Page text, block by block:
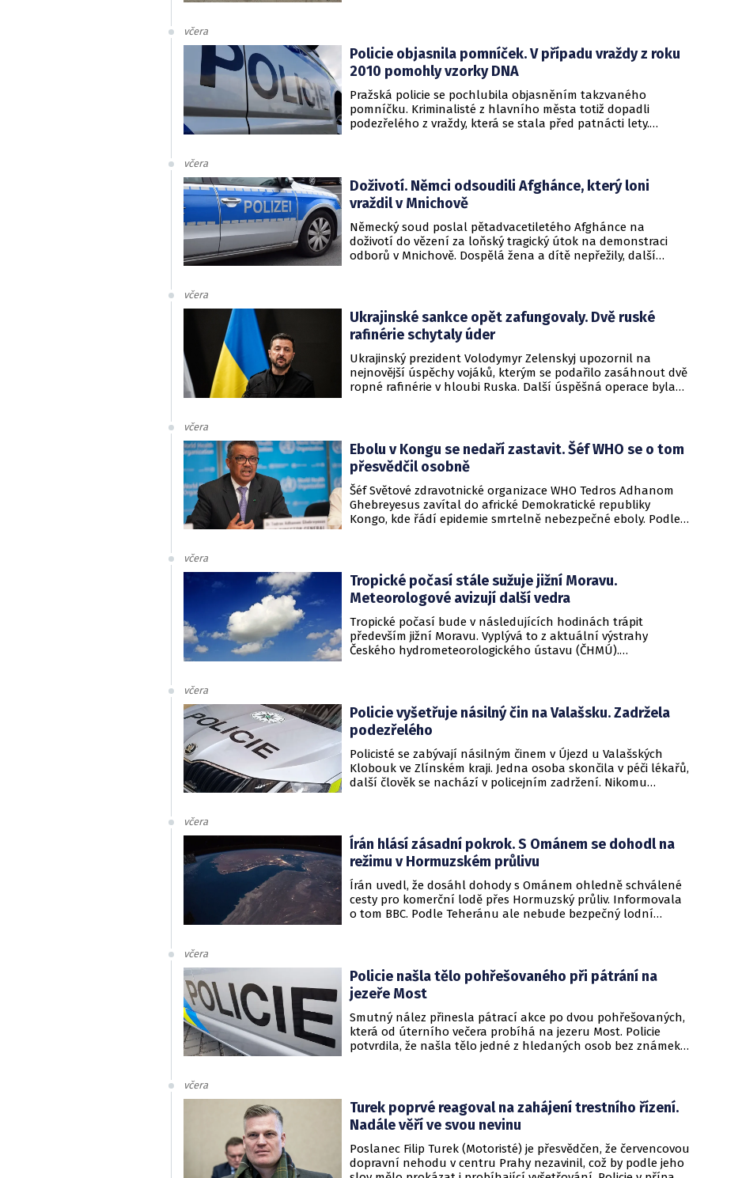
včera
Policie objasnila pomníček. V případu vraždy z roku
2010 pomohly vzorky DNA
Pražská policie se pochlubila objasněním takzvaného
pomníčku. Kriminalisté z hlavního města totiž dopadli
podezřelého z vraždy, která se stala před patnácti lety.
včera
Doživotí. Němci odsoudili Afghánce, který loni
vraždil v Mnichově
Německý soud poslal pětadvacetiletého Afghánce na
doživotí do vězení za loňský tragický útok na demonstraci
odborů v Mnichově. Dospělá žena a dítě nepřežily, další
včera
Ukrajinské sankce opět zafungovaly. Dvě ruské
rafinérie schytaly úder
Ukrajinský prezident Volodymyr Zelenskyj upozornil na
nejnovější úspěchy vojáků, kterým se podařilo zasáhnout dvě
ropné rafinérie v hloubi Ruska. Další úspěšná operace byla
včera
Ebolu v Kongu se nedaří zastavit. Šéf WHO se o tom
přesvědčil osobně
Šéf Světové zdravotnické organizace WHO Tedros Adhanom
Ghebreyesus zavítal do africké Demokratické republiky
Kongo, kde řádí epidemie smrtelně nebezpečné eboly. Podle
včera
Tropické počasí stále sužuje jižní Moravu.
Meteorologové avizují další vedra
Tropické počasí bude v následujících hodinách trápit
především jižní Moravu. Vyplývá to z aktuální výstrahy
Českého hydrometeorologického ústavu (ČHMÚ).
včera
Policie vyšetřuje násilný čin na Valašsku. Zadržela
podezřelého
Policisté se zabývají násilným činem v Újezd u Valašských
Klobouk ve Zlínském kraji. Jedna osoba skončila v péči lékařů,
další člověk se nachází v policejním zadržení. Nikomu
včera
Írán hlásí zásadní pokrok. S Ománem se dohodl na
režimu v Hormuzském průlivu
Írán uvedl, že dosáhl dohody s Ománem ohledně schválené
cesty pro komerční lodě přes Hormuzský průliv. Informovala
o tom BBC. Podle Teheránu ale nebude bezpečný lodní
včera
Policie našla tělo pohřešovaného při pátrání na
jezeře Most
Smutný nález přinesla pátrací akce po dvou pohřešovaných,
která od úterního večera probíhá na jezeru Most. Policie
potvrdila, že našla tělo jedné z hledaných osob bez známek
včera
Turek poprvé reagoval na zahájení trestního řízení.
Nadále věří ve svou nevinu
Poslanec Filip Turek (Motoristé) je přesvědčen, že červencovou
dopravní nehodu v centru Prahy nezavinil, což by podle jeho